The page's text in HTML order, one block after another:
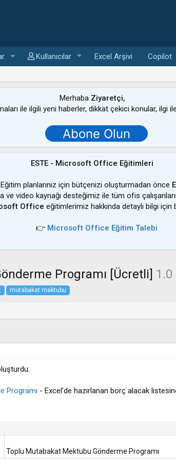
Kullanıcılar Excel Arşivi Copilot
Merhaba Ziyaretçi,
ile ilgili yeni haberler, dikkat çekici konular, ilgi
Abone Olun
ESTE - Microsoft Office Eğitimleri
Eğitim planlarınız için bütçenizi oluşturmadan önce
ve video kaynağı desteğimiz ile tüm ofis
Office eğitimlerimiz hakkında detaylı bilgi için
👉 Microsoft Office Eğitim Talebi
Programı [Ücretli] 1.0
mutabakat mektubu
Programı - Excel'de hazırlanan borç alacak
Toplu Mutabakat Mektubu Gönderme Programı